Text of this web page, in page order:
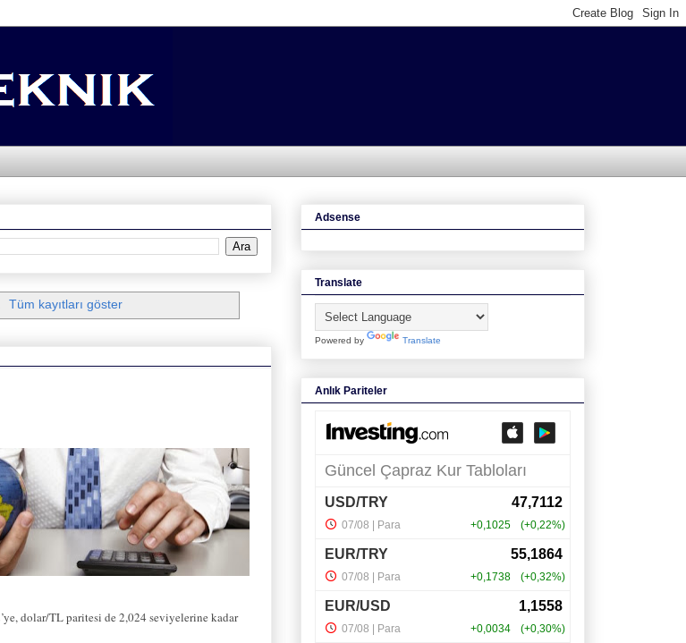
Tüm kayıtları göster
dolar/TL paritesi de 2,024 seviyelerine kadar
Adsense
Translate
Powered by Translate
Anlık Pariteler